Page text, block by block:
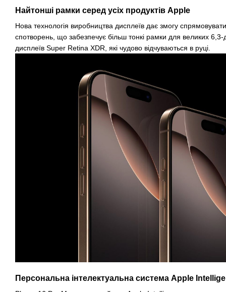
Найтонші рамки серед усіх продуктів Apple
Нова технологія виробництва дисплеїв дає змогу спрямовувати
спотворень, що забезпечує більш тонкі рамки для великих
дисплеїв Super Retina XDR, які чудово відчуваються в руці.
Персональна інтелектуальна система Apple